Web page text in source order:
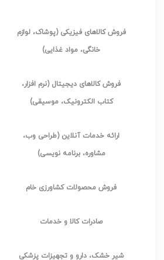
فروش کالاهای فیزیکی (پوشاک، لوازم
خانگی، مواد غذایی)
فروش کالاهای دیجیتال (نرم افزار،
کتاب الکترونیک، موسیقی)
ارائه خدمات آنلاین (طراحی وب،
مشاوره، برنامه نویسی)
فروش محصولات کشاورزی خام
صادرات کالا و خدمات
شیر خشک، دارو و تجهیزات پزشکی